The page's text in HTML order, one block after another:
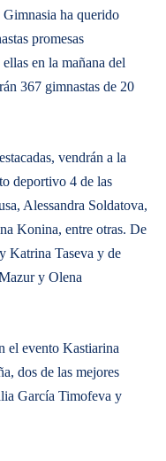
ha querido
promesas
en la mañana del
367 gimnastas de 20
vendrán a la
deportivo 4 de las
Alessandra Soldatova,
Konina, entre otras. De
Katrina Taseva y de
y Olena
el evento Kastiarina
dos de las mejores
García Timofeva y